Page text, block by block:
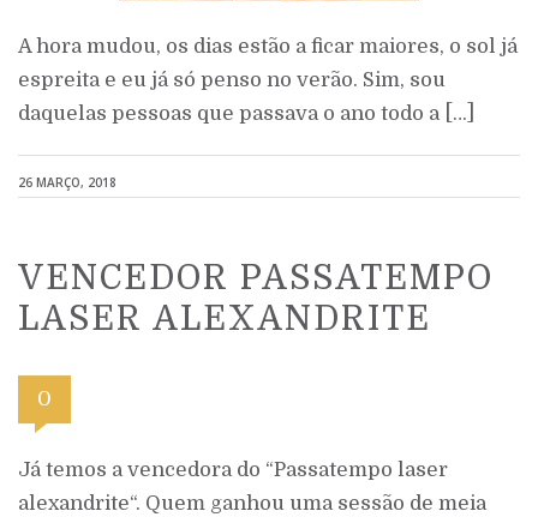
A hora mudou, os dias estão a ficar maiores, o sol já
espreita e eu já só penso no verão. Sim, sou
daquelas pessoas que passava o ano todo a […]
26 MARÇO, 2018
VENCEDOR PASSATEMPO
LASER ALEXANDRITE
0
Já temos a vencedora do “Passatempo laser
alexandrite“. Quem ganhou uma sessão de meia